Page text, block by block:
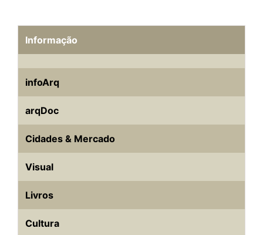
Informação
infoArq
arqDoc
Cidades & Mercado
Visual
Livros
Cultura